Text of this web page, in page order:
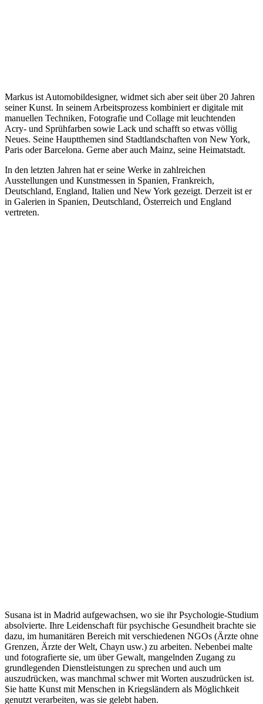
Markus ist Automobildesigner, widmet sich aber seit über 20 Jahren
seiner Kunst. In seinem Arbeitsprozess kombiniert er digitale mit
manuellen Techniken, Fotografie und Collage mit leuchtenden
Acry- und Sprühfarben sowie Lack und schafft so etwas völlig
Neues. Seine Hauptthemen sind Stadtlandschaften von New York,
Paris oder Barcelona. Gerne aber auch Mainz, seine Heimatstadt.
In den letzten Jahren hat er seine Werke in zahlreichen
Ausstellungen und Kunstmessen in Spanien, Frankreich,
Deutschland, England, Italien und New York gezeigt. Derzeit ist er
in Galerien in Spanien, Deutschland, Österreich und England
vertreten.
Susana ist in Madrid aufgewachsen, wo sie ihr Psychologie-Studium
absolvierte. Ihre Leidenschaft für psychische Gesundheit brachte sie
dazu, im humanitären Bereich mit verschiedenen NGOs (Ärzte ohne
Grenzen, Ärzte der Welt, Chayn usw.) zu arbeiten. Nebenbei malte
und fotografierte sie, um über Gewalt, mangelnden Zugang zu
grundlegenden Dienstleistungen zu sprechen und auch um
auszudrücken, was manchmal schwer mit Worten auszudrücken ist.
Sie hatte Kunst mit Menschen in Kriegsländern als Möglichkeit
genutzt verarbeiten, was sie gelebt haben.